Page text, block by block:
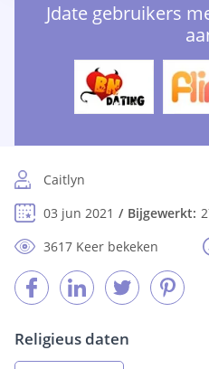
Jdate gebruikers
Caitlyn
03 jun 2021
Bijgewerkt:
3617 Keer bekeken
Religieus daten